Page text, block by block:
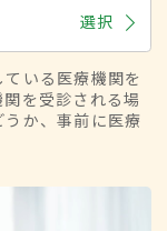
選択
いる医療機関を
を受診される場
か、事前に医療